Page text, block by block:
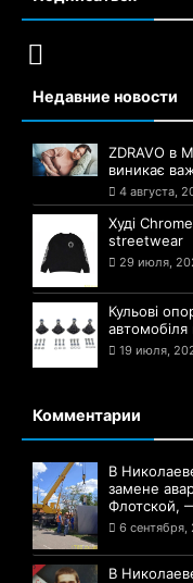
Недавние новости
ZDRAVO в
виникає
4 августа,
Худі
streetwear
29 июля,
Кульові
автомобіля
19 июля,
Комментарии
В
замене
Флотской,
6 сентября,
В